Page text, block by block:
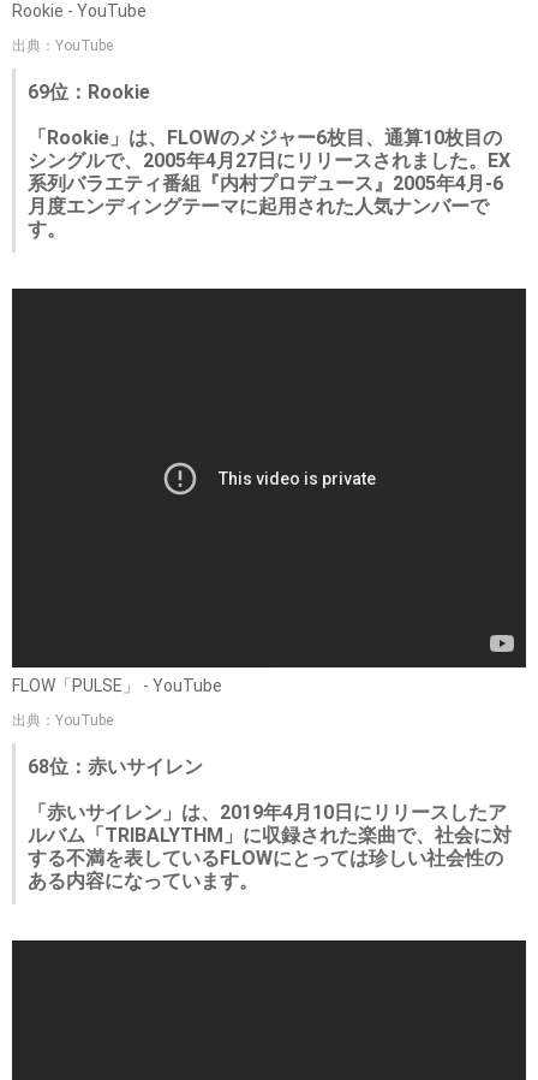
Rookie - YouTube
出典：YouTube
69位：Rookie
「Rookie」は、FLOWのメジャー6枚目、通算10枚目の
シングルで、2005年4月27日にリリースされました。EX
系列バラエティ番組『内村プロデュース』2005年4月-6
月度エンディングテーマに起用された人気ナンバーで
す。
FLOW「PULSE」 - YouTube
出典：YouTube
68位：赤いサイレン
「赤いサイレン」は、2019年4月10日にリリースしたア
ルバム「TRIBALYTHM」に収録された楽曲で、社会に対
する不満を表しているFLOWにとっては珍しい社会性の
ある内容になっています。